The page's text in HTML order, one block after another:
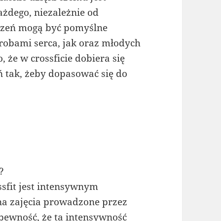
niezależnie od
mogą być pomyślne
serca, jak oraz młodych
że w crossficie dobiera się
żeby dopasować się do
jest intensywnym
zajęcia prowadzone przez
że ta intensywność